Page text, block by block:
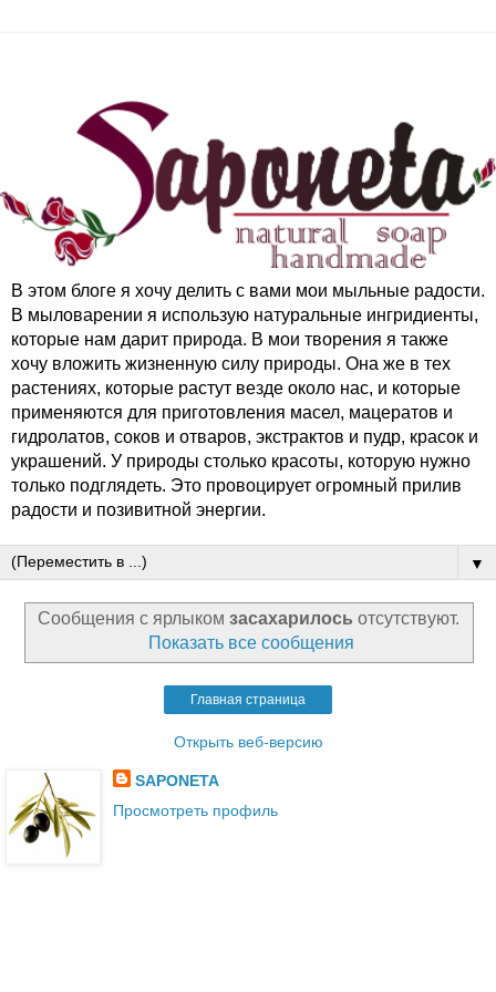
В этом блоге я хочу делить с вами мои мыльные радости.
В мыловарении я использую натуральные ингридиенты,
которые нам дарит природа. В мои творения я также
хочу вложить жизненную силу природы. Она же в тех
растениях, которые растут везде около нас, и которые
применяются для приготовления масел, мацератов и
гидролатов, соков и отваров, экстрактов и пудр, красок и
украшений. У природы столько красоты, которую нужно
только подглядеть. Это провоцирует огромный прилив
радости и позивитной энергии.
▼
Сообщения с ярлыком засахарилось отсутствуют.
Показать все сообщения
Главная страница
Открыть веб-версию
SAPONETA
Просмотреть профиль